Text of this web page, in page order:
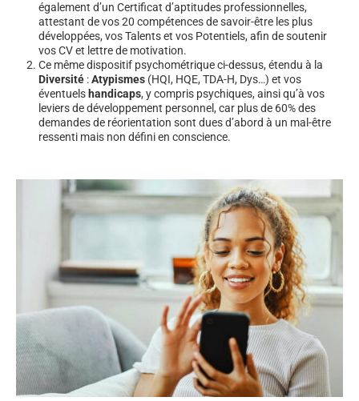
également d’un Certificat d’aptitudes professionnelles,
attestant de vos 20 compétences de savoir-être les plus
développées, vos Talents et vos Potentiels, afin de soutenir
vos CV et lettre de motivation.
Ce même dispositif psychométrique ci-dessus, étendu à la
Diversité :Atypismes (HQI, HQE, TDA-H, Dys…) et vos
éventuels handicaps, y compris psychiques, ainsi qu’à vos
leviers de développement personnel, car plus de 60% des
demandes de réorientation sont dues d’abord à un mal-être
ressenti mais non défini en conscience.